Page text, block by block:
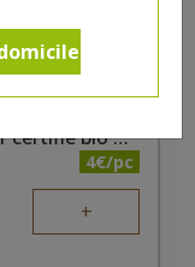
Baume à lèvres rechargeable 4gr certifié bio Avril
4€/pc
+